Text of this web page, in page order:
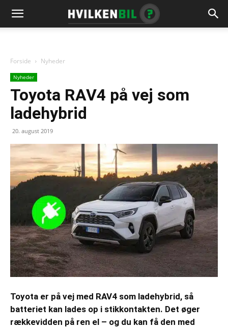
Forside Nyheder
Nyheder
Toyota RAV4 på vej som
ladehybrid
20. august 2019
Toyota er på vej med RAV4 som ladehybrid, så
batteriet kan lades op i stikkontakten. Det øger
rækkevidden på ren el – og du kan få den med